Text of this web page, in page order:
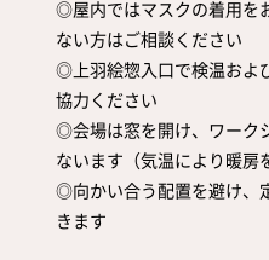
◎屋内ではマスクの着用を
ない方はご相談ください
◎上羽絵惣入口で検温およ
協力ください
◎会場は窓を開け、ワーク
ないます（気温により暖房
◎向かい合う配置を避け、
きます